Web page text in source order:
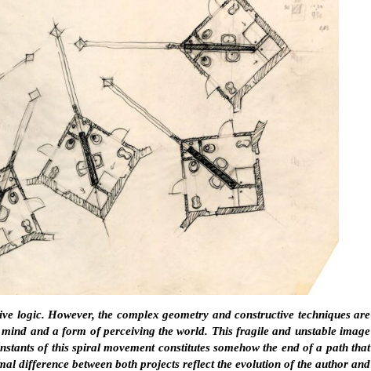
logic. However, the complex geometry and constructive techniques are
and a form of perceiving the world. This fragile and unstable image
of this spiral movement constitutes somehow the end of a path that
difference between both projects reflect the evolution of the author and